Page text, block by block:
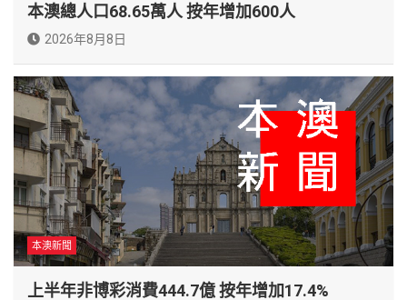
本澳總人口68.65萬人 按年增加600人
2026年8月8日
本澳新聞
上半年非博彩消費444.7億 按年增加17.4%